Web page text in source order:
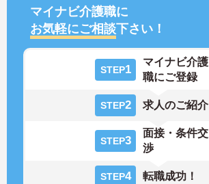
マイナビ介護職に
お気軽にご相談下さい！
STEP1
マイナビ介護
職にご登録
STEP2 求人のご紹介
STEP3
面接・条件交
渉
STEP4 転職成功！